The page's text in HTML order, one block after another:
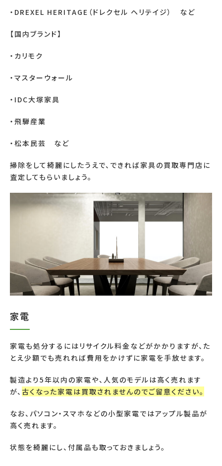
・ DREXEL HERITAGE （ドレクセル ヘリテイジ） など
【国内ブランド】
・カリモク
・マスターウォール
・ IDC大塚家具
・飛騨産業
・松本民芸 など
掃除をして綺麗にしたうえで、できれば家具の買取専門店に
査定してもらいましょう。
家電
家電も処分するにはリサイクル料金などがかかりますが、た
とえ少額でも売れれば費用をかけずに家電を手放せます。
製造より5年以内の家電や、人気のモデルは高く売れます
が、 古くなった家電は買取されませんのでご留意ください。
なお、パソコン・スマホなどの小型家電ではアップル製品が
高く売れます。
状態を綺麗にし、付属品も取っておきましょう。